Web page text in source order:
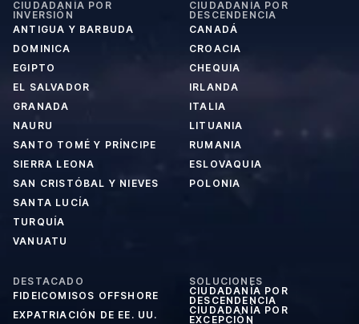
CIUDADANÍA POR
INVERSIÓN
ANTIGUA Y BARBUDA
DOMINICA
EGIPTO
EL SALVADOR
GRANADA
NAURU
SANTO TOMÉ Y PRÍNCIPE
SIERRA LEONA
SAN CRISTÓBAL Y NIEVES
SANTA LUCÍA
TURQUÍA
VANUATU
CIUDADANÍA POR
DESCENDENCIA
CANADÁ
CROACIA
CHEQUIA
IRLANDA
ITALIA
LITUANIA
RUMANIA
ESLOVAQUIA
POLONIA
DESTACADO
FIDEICOMISOS OFFSHORE
EXPATRIACIÓN DE EE. UU.
SOLUCIONES
CIUDADANÍA POR
DESCENDENCIA
CIUDADANÍA POR
EXCEPCIÓN